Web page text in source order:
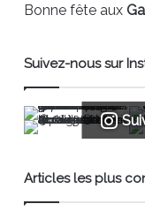
Bonne fête aux
Suivez-nous sur
Articles les plus